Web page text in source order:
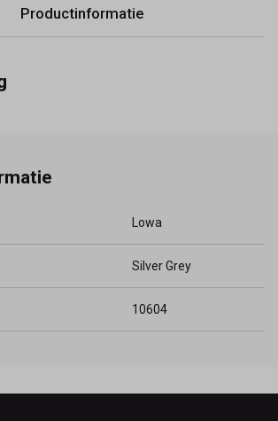
Productinformatie
Lowa
Silver Grey
10604